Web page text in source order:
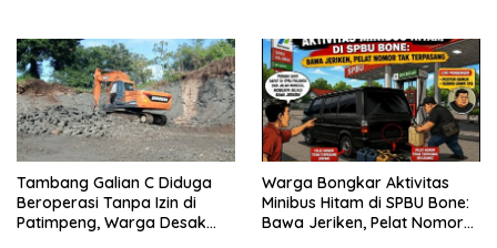
Tambang Galian C Diduga
Beroperasi Tanpa Izin di
Patimpeng, Warga Desak
Warga Bongkar Aktivitas
Minibus Hitam di SPBU Bone:
Bawa Jeriken, Pelat Nomor